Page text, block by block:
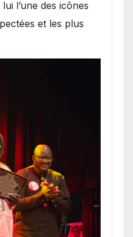
l’une des icônes
et les plus